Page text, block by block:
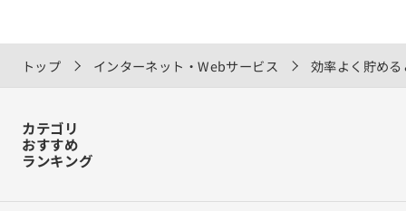
トップ インターネット・Webサービス 効率よく貯め
カテゴリ
おすすめ
ランキング